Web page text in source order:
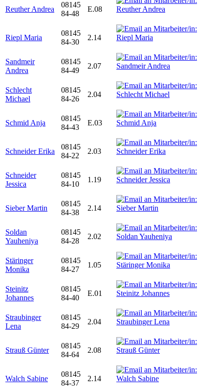
Reuther Andrea
08145
84-48
E.08
Riepl Maria
08145
84-30
2.14
Sandmeir
Andrea
08145
84-49
2.07
Schlecht
Michael
08145
84-26
2.04
Schmid Anja
08145
84-43
E.03
Schneider Erika
08145
84-22
2.03
Schneider
Jessica
08145
84-10
1.19
Sieber Martin
08145
84-38
2.14
Soldan
Yauheniya
08145
84-28
2.02
Stäringer
Monika
08145
84-27
1.05
Steinitz
Johannes
08145
84-40
E.01
Straubinger
Lena
08145
84-29
2.04
Strauß Günter
08145
84-64
2.08
Walch Sabine
08145
84-37
2.14